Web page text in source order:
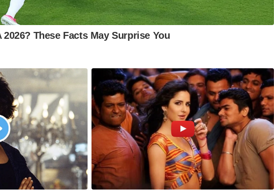
മനുഷ്യൻ ഇമാം ഹസനുൽ ബന്ന….തീവ്രവാദ സംഘടനയായ
നാടായ ഈജിപ്റ്റിൽ പോലും നിരോധനം
ഇത്….മുഹമ്മദ് അൽ – നുഖ്രാശി എന്ന നൽപ്പുതകളിലെ
മുഴുവൻ ഇസ്‌ലാമിൻ്റെ നിയമം വരണമെന്നും അധീശ്വതത്തിന്
നമ്മൾ കാണിക്കണം എന്നും ആഹ്വാനം ചെയ്ത മനുഷ്യൻ….
ഇദേഹത്തിൻ്റെ സംഘടനയുടെയും ഇദ്ദേഹത്തിൻ്റെ ആശയങ്ങളെയും
ഓർക്കണം..ജർമനി പോലുള്ള,അമേരിക്ക പോലുള്ള രാജ്യങ്ങളുടെ
ഇരിപ്പിടവുമുണ്ട്….
ഉള്ളതാണ് അഹമ്മദ് യാസീൻ….അഹമ്മദ് യാസീനാണ് ഹമാസിൻ്റെ
7 ന് ഇസ്രായേലിൽ നുഴഞ്ഞ് കയറി ആയിരകണക്കിന്
നിഷ്ഠൂരം കൊന്നൊടുക്കിയ,അതിൽ അഭിമാനിക്കുന്ന മറ്റൊരു
പാക് അധീന കശ്മീരിൽ ഹമാസിൻ്റെ യോഗം ചേർന്ന് കശ്മീർ